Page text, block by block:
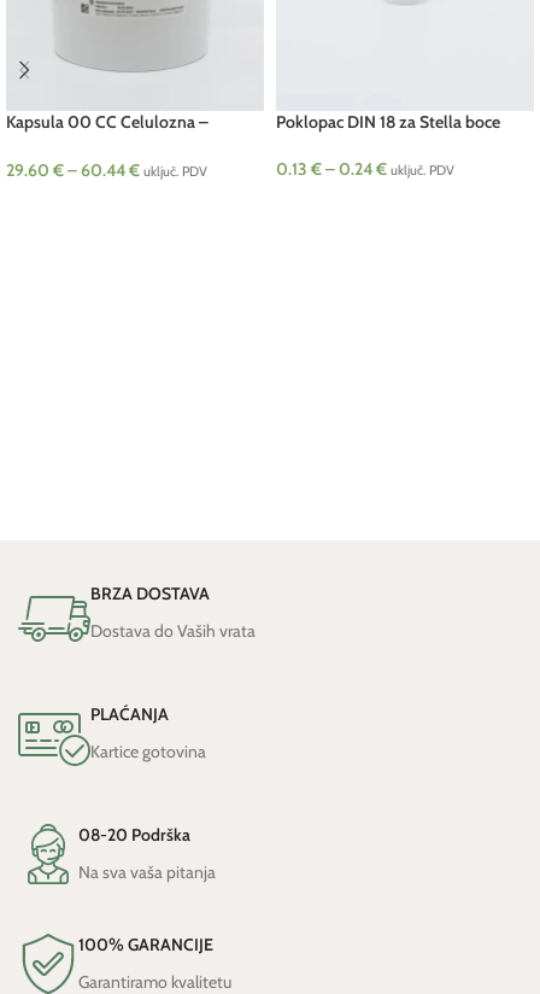
Kapsula 00 CC Celulozna –
29.60 €–60.44€ uključ. PDV
Poklopac DIN 18 za Stella boce
0.13 €–0.24€ uključ. PDV
BRZA DOSTAVA
Dostava do Vaših vrata
PLAĆANJA
Kartice gotovina
08-20 Podrška
Na sva vaša pitanja
100% GARANCIJE
Garantiramo kvalitetu